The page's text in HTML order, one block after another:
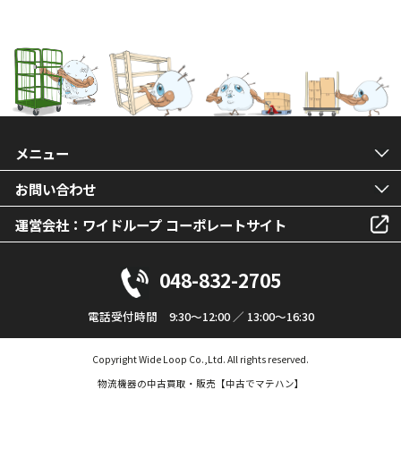
メニュー
お問い合わせ
運営会社：ワイドループ コーポレートサイト
048-832-2705
電話受付時間 9:30～12:00 ／ 13:00～16:30
Copyright Wide Loop Co.,Ltd. All rights reserved.
物流機器の中古買取・販売【中古でマテハン】